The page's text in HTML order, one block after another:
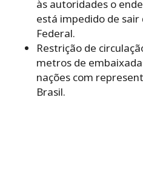
às autoridades o
está impedido de
Federal.
Restrição de
metros de
nações com
Brasil.